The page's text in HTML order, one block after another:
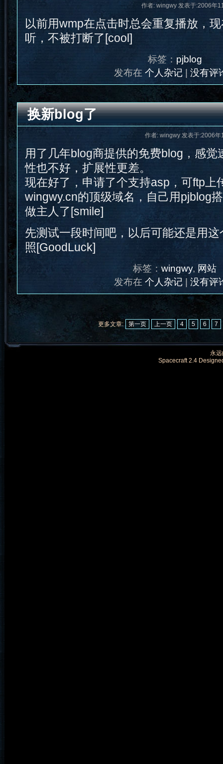
作者: wingwy 发表于:2006年
以前用wmp在点击时总会重复播放，
听，不被打断了[cool]
标签：pjblog
发布在 个人杂记| 没有评
换新blog了
作者: wingwy 发表于:2006
用了几年blog商提供的免费blog，感觉
性也不好，扩展性更差。
现在好了，申请了个支持asp，可ftp上
wingwy.cn的顶级域名，自己用pjblog
做主人了[smile]
先测试一段时间吧，以后可能还是用
照[GoodLuck]
标签：wingwy,网站
发布在个人杂记| 没有评
更多文章: 第一页 上一页 4 5 6 7
永
Spacecraft 2.4